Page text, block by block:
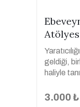
geldiği,
haliyle
3.000 ₺